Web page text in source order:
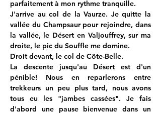
parfaitement à mon rythme tranquille.
J'arrive au col de la Vaurze. Je quitte la
vallée du Champsaur pour rejoindre, dans
la vallée, le Désert en Valjouffrey, sur ma
droite, le pic du Souffle me domine.
Droit devant, le col de Côte-Belle.
La descente jusqu'au Désert est d'un
pénible! Nous en reparlerons entre
trekkeurs un peu plus tard, nous avons
tous eu les "jambes cassées". Je fais
d'abord une pause bienvenue dans un